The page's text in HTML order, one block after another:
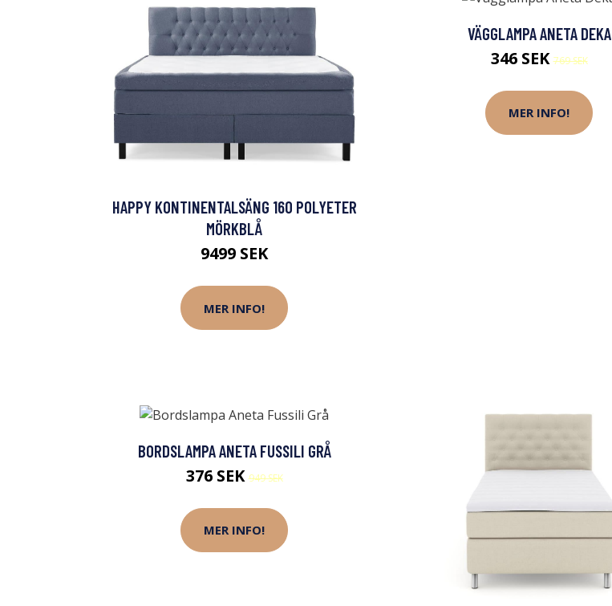
HAPPY KONTINENTALSÄNG 160 POLYETER
MÖRKBLÅ
9499 SEK
MER INFO!
VÄGGLAMPA ANETA DEKA
346 SEK769 SEK
MER INFO!
BORDSLAMPA ANETA FUSSILI GRÅ
376 SEK949 SEK
MER INFO!